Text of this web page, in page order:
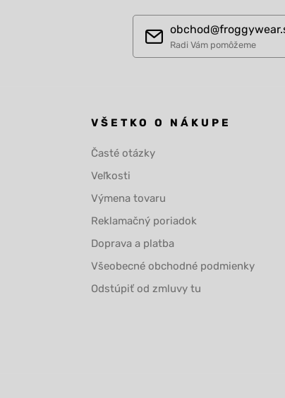
Radi Vám pomôžeme
VŠETKO O NÁKUPE
Časté otázky
Veľkosti
Výmena tovaru
Reklamačný poriadok
Doprava a platba
Všeobecné obchodné podmienky
Odstúpiť od zmluvy tu